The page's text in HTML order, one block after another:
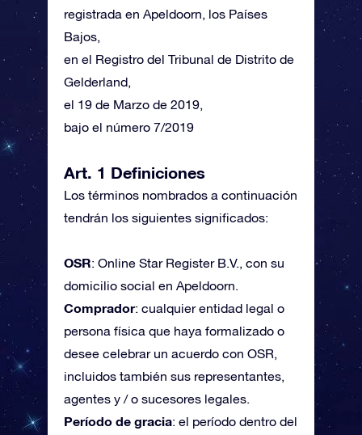
registrada en Apeldoorn, los Países
Bajos,
en el Registro del Tribunal de Distrito de
Gelderland,
el 19 de Marzo de 2019,
bajo el número 7/2019
Art. 1 Definiciones
Los términos nombrados a continuación
tendrán los siguientes significados:
OSR: Online Star Register B.V., con su
domicilio social en Apeldoorn.
Comprador: cualquier entidad legal o
persona física que haya formalizado o
desee celebrar un acuerdo con OSR,
incluidos también sus representantes,
agentes y / o sucesores legales.
Período de gracia: el período dentro del